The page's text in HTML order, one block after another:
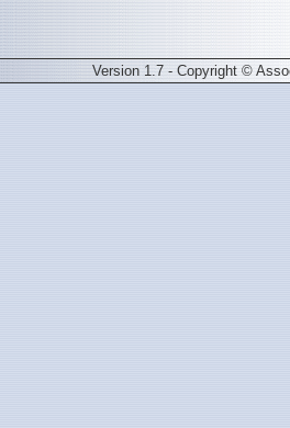
Version 1.7 - Copyright ©